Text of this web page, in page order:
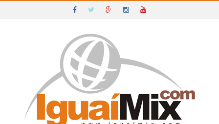
IGUAÍ E SUDOESTE DA BAHIA